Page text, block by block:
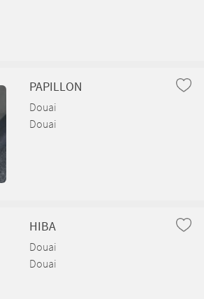
PAPILLON
Douai
Douai
HIBA
Douai
Douai